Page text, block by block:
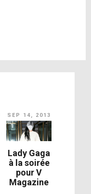
SEP 14, 2013
Lady Gaga
à la soirée
pour V
Magazine